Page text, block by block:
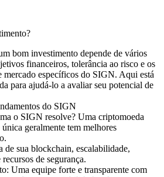
bom investimento depende de vários
financeiros, tolerância ao risco e os
mercado específicos do SIGN. Aqui está
para ajudá-lo a avaliar seu potencial de
do SIGN
o SIGN resolve? Uma criptomoeda
geralmente tem melhores
sua blockchain, escalabilidade,
de segurança.
Uma equipe forte e transparente com